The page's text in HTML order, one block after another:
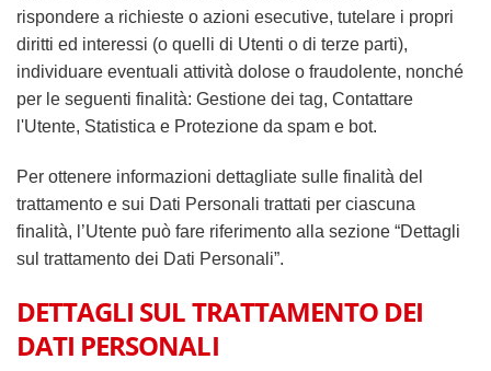
rispondere a richieste o azioni esecutive, tutelare i propri
diritti ed interessi (o quelli di Utenti o di terze parti),
individuare eventuali attività dolose o fraudolente, nonché
per le seguenti finalità: Gestione dei tag, Contattare
l'Utente, Statistica e Protezione da spam e bot.
Per ottenere informazioni dettagliate sulle finalità del
trattamento e sui Dati Personali trattati per ciascuna
finalità, l’Utente può fare riferimento alla sezione “Dettagli
sul trattamento dei Dati Personali”.
DETTAGLI SUL TRATTAMENTO DEI
DATI PERSONALI